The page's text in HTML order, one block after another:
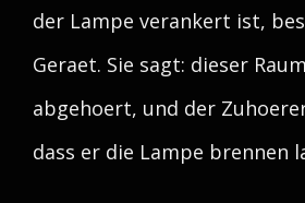
der Lampe verankert ist,
Geraet. Sie sagt: dieser
abgehoert, und der
dass er die Lampe brennen